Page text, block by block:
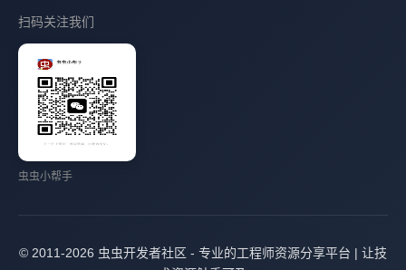
扫码关注我们
虫虫小帮手
© 2011-2026 虫虫开发者社区 - 专业的工程师资源分享平台 | 让技